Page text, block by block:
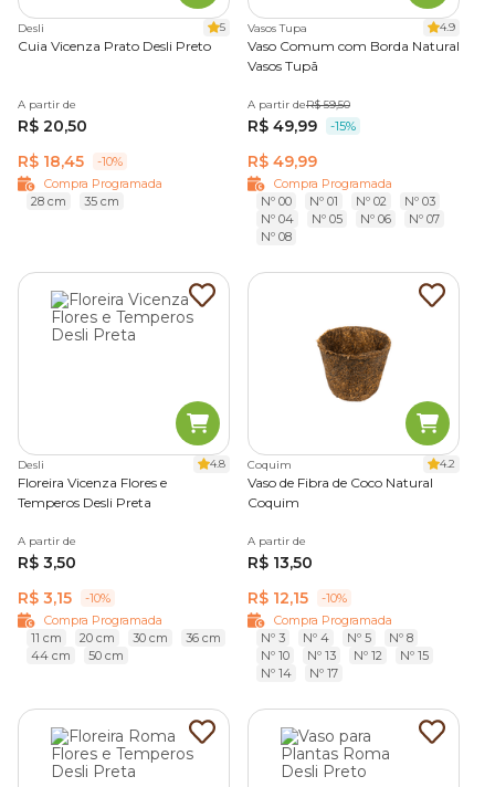
Desli 5
Cuia Vicenza Prato Desli Preto
A partir de
R$ 20,50
R$ 18,45
-10%
Compra Programada
28 cm
35 cm
Vasos Tupa 4.9
Vaso Comum com Borda Natural
Vasos Tupã
A partir deR$ 59,50
R$ 49,99 -15%
R$ 49,99
Compra Programada
Nº 00
Nº 01 Nº 02
Nº 03
Nº 04
Nº 05 Nº 06
Nº 07
Nº 08
Desli 4.8
Floreira Vicenza Flores e
Temperos Desli Preta
A partir de
R$ 3,50
R$ 3,15
-10%
Compra Programada
11 cm
20 cm 30 cm
36 cm
44 cm
50 cm
Coquim 4.2
Vaso de Fibra de Coco Natural
Coquim
A partir de
R$ 13,50
R$ 12,15
-10%
Compra Programada
Nº 3
Nº 4 Nº 5
Nº 8
Nº 10
Nº 13 Nº 12
Nº 15
Nº 14
Nº 17